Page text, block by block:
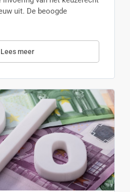
uit. De beoogde
Lees meer